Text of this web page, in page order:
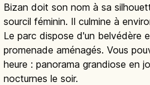
Bizan doit son nom à sa
sourcil féminin. Il culmine à
Le parc dispose d'un belvédère
promenade aménagés. Vous
heure : panorama grandiose en
nocturnes le soir.